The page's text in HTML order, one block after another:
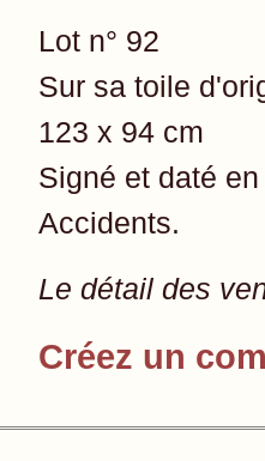
Lot n° 92
Sur sa toile
123 x 94 cm
Signé et daté
Accidents.
Le détail des
Créez un